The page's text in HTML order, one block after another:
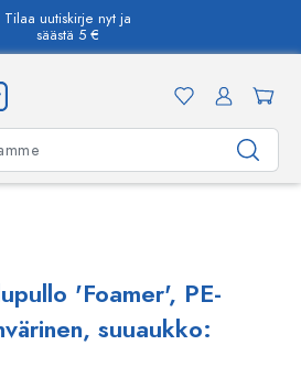
Tilaa uutiskirje nyt ja
säästä 5 €
'Foamer', PE-
suuaukko: